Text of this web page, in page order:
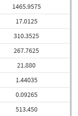
1465.9575
17.0125
310.3525
267.7625
21.880
1.44035
0.09265
513.450